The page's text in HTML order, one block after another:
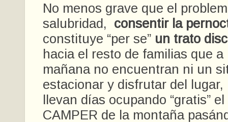
No menos grave que el
salubridad, consentir la
constituye “per se” un trato
hacia el resto de familias que a
mañana no encuentran ni un
estacionar y disfrutar del lugar,
llevan días ocupando “gratis”
CAMPER de la montaña